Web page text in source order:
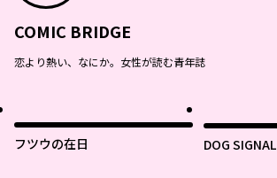
COMIC BRIDGE
恋より熱い、なにか。女性が読む青年誌
フツウの在日 DOG SIGNAL